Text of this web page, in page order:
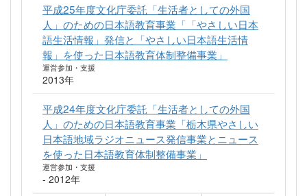
平成25年度文化庁委託「生活者としての外国
人」のための日本語教育事業「「やさしい日本
語生活情報」発信と「やさしい日本語生活情
報」を使った日本語教育体制整備事業」
運営参加・支援
2013年
平成24年度文化庁委託「生活者としての外国
人」のための日本語教育事業「栃木県やさしい
日本語地域ラジオニュース発信事業とニュース
を使った日本語教育体制整備事業」
運営参加・支援
- 2012年